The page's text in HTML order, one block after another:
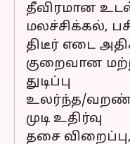
தீவிரமான
மலச்சிக்கல்,
திடீர் எடை
குறைவான
துடிப்பு
உலர்ந்த/
முடி உதிர்வு
தசை